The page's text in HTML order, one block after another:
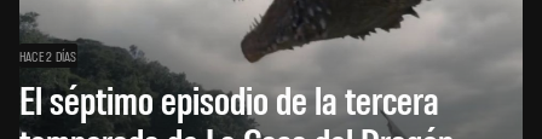
HACE 2 DÍAS
El séptimo episodio de la tercera